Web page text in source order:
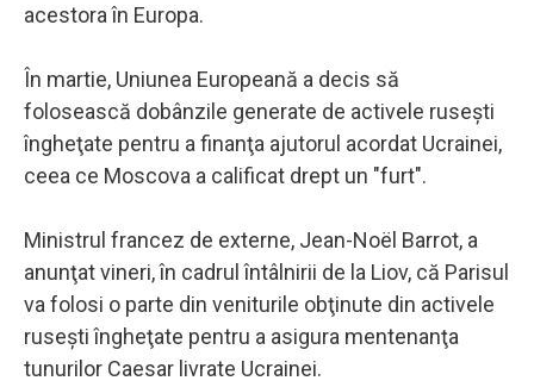
acestora în Europa.
În martie, Uniunea Europeană a decis să
folosească dobânzile generate de activele ruseşti
îngheţate pentru a finanţa ajutorul acordat Ucrainei,
ceea ce Moscova a calificat drept un "furt".
Ministrul francez de externe, Jean-Noël Barrot, a
anunţat vineri, în cadrul întâlnirii de la Liov, că Parisul
va folosi o parte din veniturile obţinute din activele
ruseşti îngheţate pentru a asigura mentenanţa
tunurilor Caesar livrate Ucrainei.